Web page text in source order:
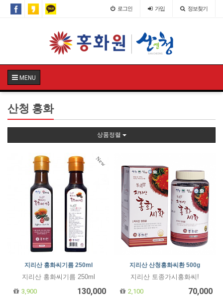
로그인 가입 정보찾기
MENU
산청 홍화
상품정렬
New
지리산 홍화씨기름 250ml
지리산 홍화씨기름 250ml
3,900
130,000
지리산 산청홍화씨환 500g
지리산 토종가시홍화씨!
2,100
70,000